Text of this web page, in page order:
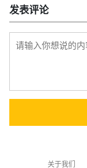
发表评论
关于我们